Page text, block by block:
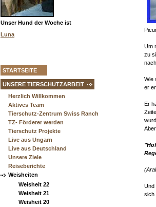
Unser Hund der Woche ist
Luna
STARTSEITE
UNSERE TIERSCHUTZARBEIT
Herzlich Willkommen
Aktives Team
Tierschutz-Zentrum Swiss Ranch
TZ- Förderer werden
Tierschutz Projekte
Live aus Ungarn
Live aus Deutschland
Unsere Ziele
Reiseberichte
Weisheiten
Weisheit 22
Weisheit 21
Weisheit 20
Um
zu
Wie
er
Er
Und
sich